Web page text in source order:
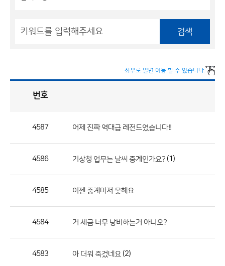
검색
좌우로 밀면 이동 할 수 있습니다.
론
번호
4587 어제 진짜 역대급 레전드였습니다!!
4586 기상청 업무는 날씨 중계인가요? (1)
4585 이젠 중계마저 못해요
4584 거 세금 너무 낭비하는거 아니오?
4583 아 더워 죽겄네요 (2)